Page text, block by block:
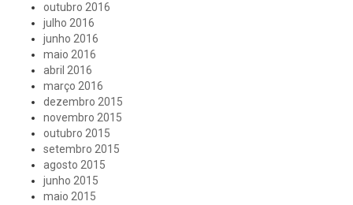
outubro 2016
julho 2016
junho 2016
maio 2016
abril 2016
março 2016
dezembro 2015
novembro 2015
outubro 2015
setembro 2015
agosto 2015
junho 2015
maio 2015